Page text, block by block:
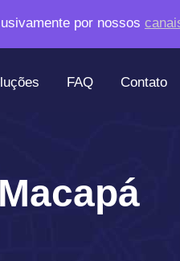
por nossos
FAQ Contato